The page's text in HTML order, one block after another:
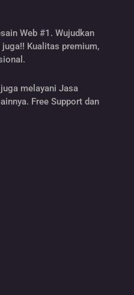
Web #1. Wujudkan
Kualitas premium,
melayani Jasa
Free Support dan